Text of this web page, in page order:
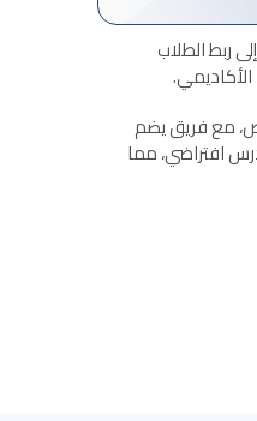
ربط الطلاب
الأكاديمي.
شاملة تغطي أكثر من 1500 مادة و400 تخصص، مع فريق يضم
1500 مدرس معتمد. تساهم المنصة شهريًا في حجز أكثر من 3000 درس افتراضي، مما